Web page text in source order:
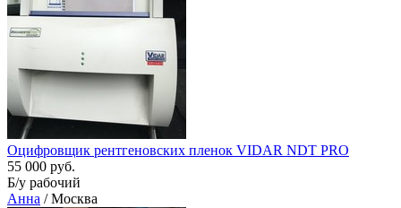
Оцифровщик рентгеновских пленок VIDAR NDT PRO
55 000 руб.
Б/у рабочий
Анна / Москва